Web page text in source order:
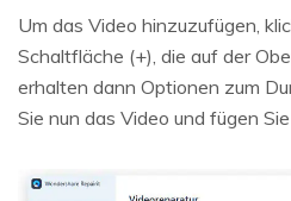
Um das Video hinzuzufügen,
Schaltfläche (+), die auf der
erhalten dann Optionen zum
Sie nun das Video und fügen